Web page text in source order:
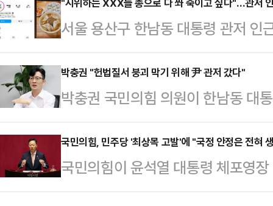
조했다.윤 변호사는 "국회의 대통
를 '비상계엄 선포와 내란죄' 단 2
쪽으로 구성돼 있는데 …
놓으면서 민노총 언론노조와 방송
‘오리발’을 내놓더니 기자회견을
언론노동조합, 한국기자협회, 한국
회, 한국영상기자협회, 한국영상편
대표가 즉석에서 의기투합하여 정
록은 동색’이라는 것을 입증했다.■
서울 용산구 한남동 대통령 관저 인
반대 집회가 이어지는 가운데, 한
총으로 쏴 죽이고 싶다"는 글을 올
따르면 한남동 대통령 관저 근처에
스타그램 계정에 "진짜 시위하는 X
올렸다.밤낮 할 것 없이 너무 시끄
장 같은 데 가서 (집회를) 할 것이지
야"…
박충권 "헌법질서 붕괴 막기 위해 尹 관저 갔다"
박충권 국민의힘 의원이 한남동 대
의 헌법질서와 사법체계가 더 이상
다"고 밝혔다. 박 의원은 윤석열 대
국민들이 주목하기 시작했다며, 윤
의원은 7일 YTN라디오 '뉴스파이
국민의힘, 민주당 '최상목 고발'에 "국정 안정은 전혀
국민의힘이 윤석열 대통령 체포영
겸 기획재정부 장관을 직무유기로